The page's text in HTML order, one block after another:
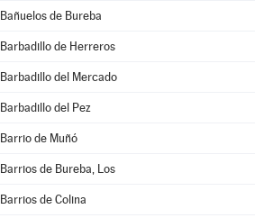
Bañuelos de Bureba
Barbadillo de Herreros
Barbadillo del Mercado
Barbadillo del Pez
Barrio de Muñó
Barrios de Bureba, Los
Barrios de Colina